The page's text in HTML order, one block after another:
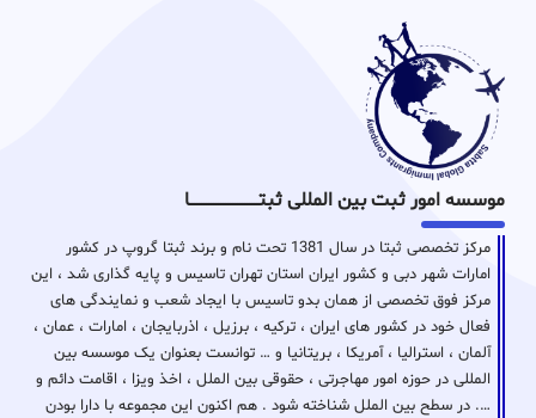
موسسه امور ثبت بین المللی ثبتـــــــــــــــــــــــــــــا
مرکز تخصصی ثبتا در سال 1381 تحت نام و برند ثبتا گروپ در کشور
امارات شهر دبی و کشور ایران استان تهران تاسیس و پایه گذاری شد ، این
مرکز فوق تخصصی از همان بدو تاسیس با ایجاد شعب و نمایندگی های
فعال خود در کشور های ایران ، ترکیه ، برزیل ، اذربایجان ، امارات ، عمان ،
آلمان ، استرالیا ، آمریکا ، بریتانیا و … توانست بعنوان یک موسسه بین
المللی در حوزه امور مهاجرتی ، حقوقی بین الملل ، اخذ ویزا ، اقامت دائم و
…. در سطح بین الملل شناخته شود . هم اکنون این مجموعه با دارا بودن